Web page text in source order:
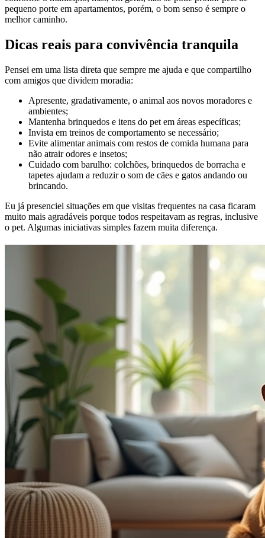
pequeno porte em apartamentos, porém, o bom senso é sempre o
melhor caminho.
Dicas reais para convivência tranquila
Pensei em uma lista direta que sempre me ajuda e que compartilho
com amigos que dividem moradia:
Apresente, gradativamente, o animal aos novos moradores e
ambientes;
Mantenha brinquedos e itens do pet em áreas específicas;
Invista em treinos de comportamento se necessário;
Evite alimentar animais com restos de comida humana para
não atrair odores e insetos;
Cuidado com barulho: colchões, brinquedos de borracha e
tapetes ajudam a reduzir o som de cães e gatos andando ou
brincando.
Eu já presenciei situações em que visitas frequentes na casa ficaram
muito mais agradáveis porque todos respeitavam as regras, inclusive
o pet. Algumas iniciativas simples fazem muita diferença.